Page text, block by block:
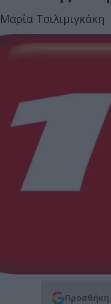
Μαρία Τσιλιμιγκάκη